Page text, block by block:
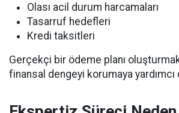
Olası acil durum harcamaları
Tasarruf hedefleri
Kredi taksitleri
Gerçekçi bir ödeme planı
finansal dengeyi korumaya yardımcı